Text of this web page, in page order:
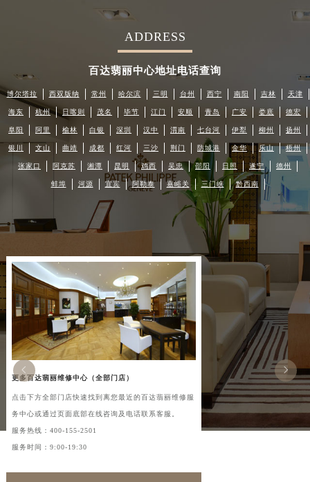
ADDRESS
百达翡丽中心地址电话查询
博尔塔拉 西双版纳 常州 哈尔滨 三明 台州 西宁 南阳 吉林 天津
海东 杭州 日喀则 茂名 毕节 江门 安顺 青岛 广安 娄底 德宏
阜阳 阿里 榆林 白银 深圳 汉中 渭南 七台河 伊犁 柳州 扬州
银川 文山 曲靖 成都 红河 三沙 荆门 防城港 金华 乐山 梧州
张家口 阿克苏 湘潭 昆明 鸡西 吴忠 邵阳 日照 遂宁 德州
蚌埠 河源 宜宾 阿勒泰 嘉峪关 三门峡 黔西南
更多百达翡丽维修中心（全部门店）
点击下方全部门店快速找到离您最近的百达翡丽维修服
务中心或通过页面底部在线咨询及电话联系客服。
服务热线： 400-155-2501
服务时间：9:00-19:30

